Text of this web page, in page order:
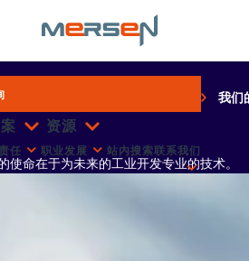
任 职业发展 站内搜索联系我们
资源
Part of the Changing World 我们
使命在于为未来的工业开发专业的技术。